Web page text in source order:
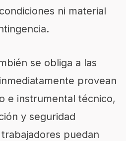
ni material
se obliga a las
provean
e instrumental técnico,
y seguridad
puedan